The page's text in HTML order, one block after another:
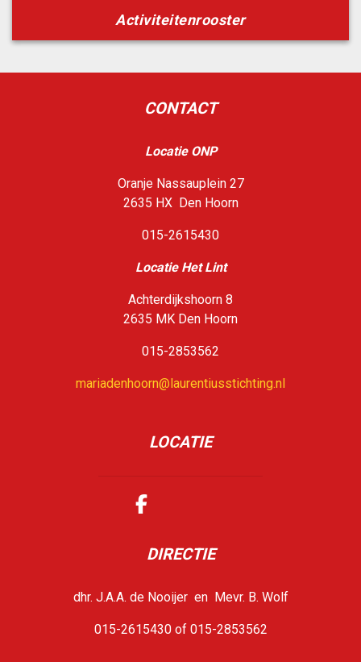
Activiteitenrooster
CONTACT
Locatie ONP
Oranje Nassauplein 27
2635 HX Den Hoorn
015-2615430
Locatie Het Lint
Achterdijkshoorn 8
2635 MK Den Hoorn
015-2853562
mariadenhoorn@laurentiusstichting.nl
LOCATIE
DIRECTIE
dhr. J.A.A. de Nooijer en Mevr. B. Wolf
015-2615430 of 015-2853562